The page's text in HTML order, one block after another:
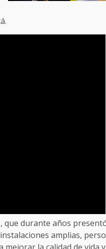
durante años
amplias,